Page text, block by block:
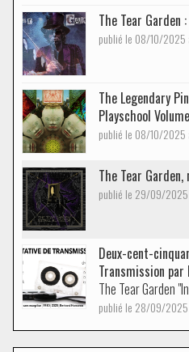
The Tear
publié le 08/10/2025
The Legendary
Playschool
publié le 08/10/2025
The Tear
publié le 29/09/
Deux-cent-
Transmission par
The Tear Garden
publié le 28/09/2025